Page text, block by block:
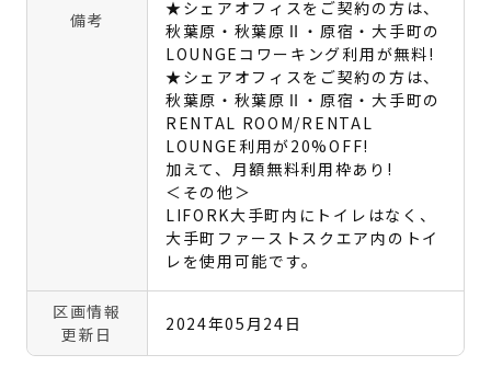
備考
★シェアオフィスをご契約の方は、
秋葉原・秋葉原Ⅱ・原宿・大手町の
LOUNGEコワーキング利用が無料!
★シェアオフィスをご契約の方は、
秋葉原・秋葉原Ⅱ・原宿・大手町の
RENTAL ROOM/RENTAL
LOUNGE利用が20%OFF!
加えて、月額無料利用枠あり!
＜その他＞
LIFORK大手町内にトイレはなく、
大手町ファーストスクエア内のトイ
レを使用可能です。
区画情報
更新日
2024年05月24日